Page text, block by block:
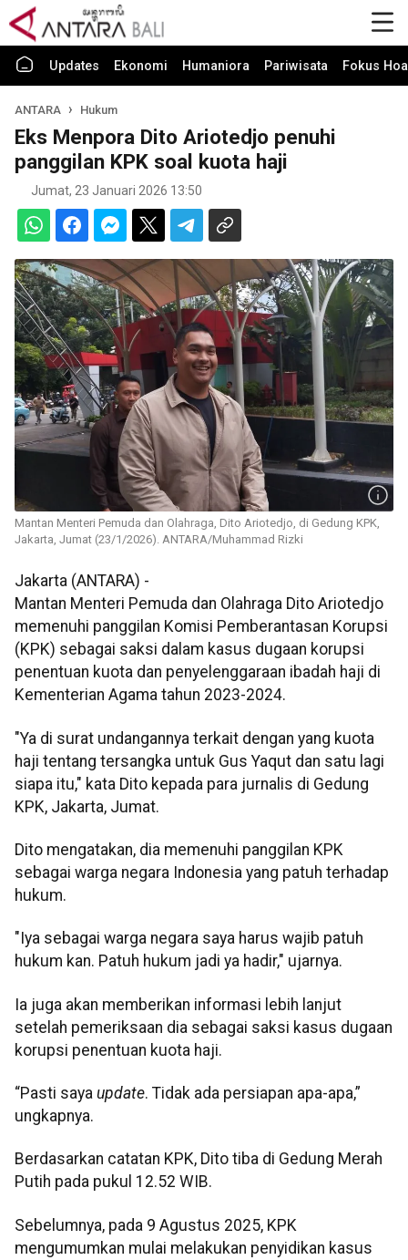
Updates Ekonomi Humaniora Pariwisata Fokus
ANTARA Hukum
Eks Menpora Dito Ariotedjo penuhi
panggilan KPK soal kuota haji
Jumat, 23 Januari 2026 13:50
Mantan Menteri Pemuda dan Olahraga, Dito Ariotedjo, di Gedung KPK,
Jakarta, Jumat (23/1/2026). ANTARA/Muhammad Rizki
Jakarta (ANTARA) -
Mantan Menteri Pemuda dan Olahraga Dito Ariotedjo
memenuhi panggilan Komisi Pemberantasan Korupsi
(KPK) sebagai saksi dalam kasus dugaan korupsi
penentuan kuota dan penyelenggaraan ibadah haji di
Kementerian Agama tahun 2023-2024.
"Ya di surat undangannya terkait dengan yang kuota
haji tentang tersangka untuk Gus Yaqut dan satu lagi
siapa itu," kata Dito kepada para jurnalis di Gedung
KPK, Jakarta, Jumat.
Dito mengatakan, dia memenuhi panggilan KPK
sebagai warga negara Indonesia yang patuh terhadap
hukum.
"Iya sebagai warga negara saya harus wajib patuh
hukum kan. Patuh hukum jadi ya hadir," ujarnya.
Ia juga akan memberikan informasi lebih lanjut
setelah pemeriksaan dia sebagai saksi kasus dugaan
korupsi penentuan kuota haji.
“Pasti saya update. Tidak ada persiapan apa-apa,”
ungkapnya.
Berdasarkan catatan KPK, Dito tiba di Gedung Merah
Putih pada pukul 12.52 WIB.
Sebelumnya, pada 9 Agustus 2025, KPK
mengumumkan mulai melakukan penyidikan kasus